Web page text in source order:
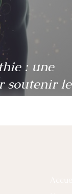
: une
soutenir le